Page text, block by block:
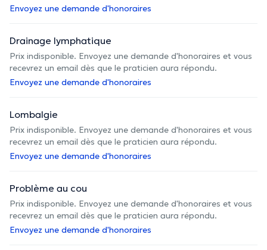
Envoyez une demande d'honoraires
Drainage lymphatique
Prix indisponible. Envoyez une demande d'honoraires et vous
recevrez un email dès que le praticien aura répondu.
Envoyez une demande d'honoraires
Lombalgie
Prix indisponible. Envoyez une demande d'honoraires et vous
recevrez un email dès que le praticien aura répondu.
Envoyez une demande d'honoraires
Problème au cou
Prix indisponible. Envoyez une demande d'honoraires et vous
recevrez un email dès que le praticien aura répondu.
Envoyez une demande d'honoraires